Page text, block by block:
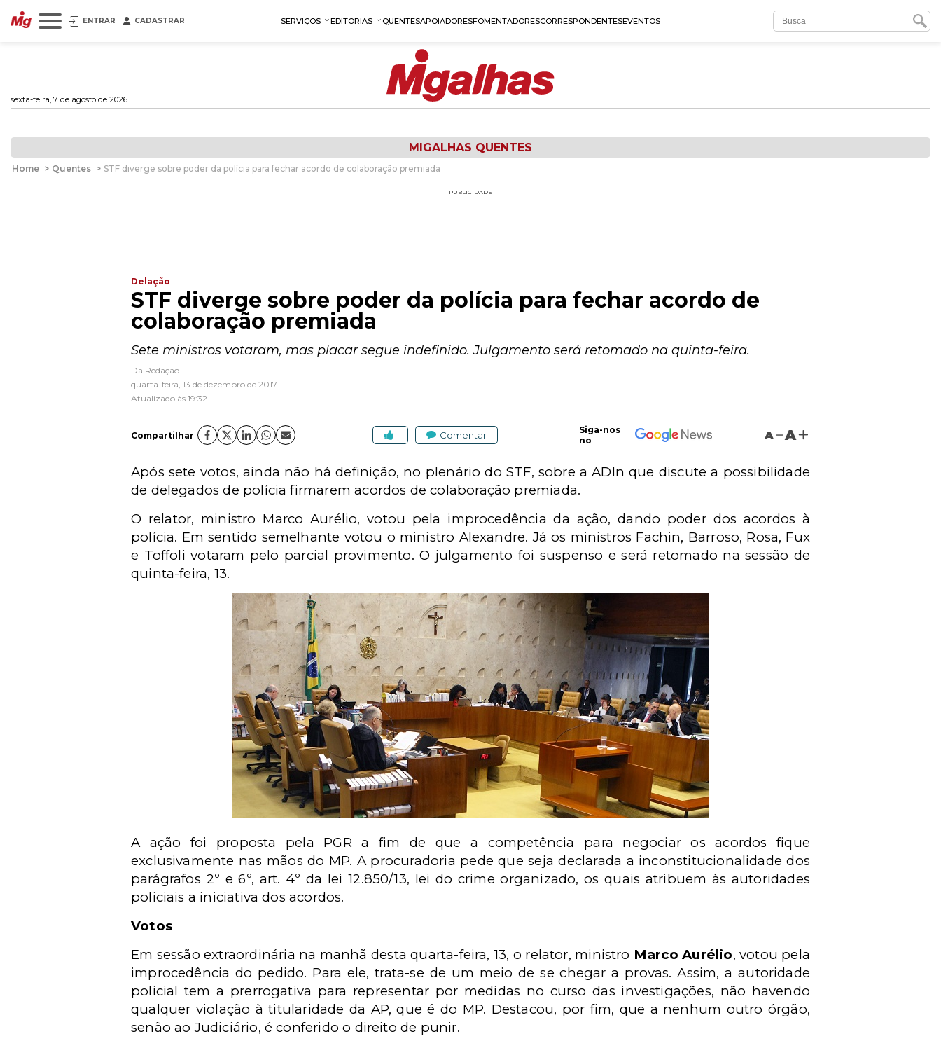
ENTRAR CADASTRAR SERVIÇOS EDITORIAS QUENTESAPOIADORESFOMENTADORESCORRESPONDENTESEVENTOS
sexta-feira, 7 de agosto de 2026
MIGALHAS QUENTES
Home > Quentes > STF diverge sobre poder da polícia para fechar acordo de colaboração premiada
PUBLICIDADE
Delação
STF diverge sobre poder da polícia para fechar acordo de
colaboração premiada
Sete ministros votaram, mas placar segue indefinido. Julgamento será retomado na quinta-feira.
Da Redação
quarta-feira, 13 de dezembro de 2017
Atualizado às 19:32
Compartilhar Comentar
Siga-nos
no
A A
Após sete votos, ainda não há definição, no plenário do STF, sobre a ADIn que discute a possibilidade
de delegados de polícia firmarem acordos de colaboração premiada.
O relator, ministro Marco Aurélio, votou pela improcedência da ação, dando poder dos acordos à
polícia. Em sentido semelhante votou o ministro Alexandre. Já os ministros Fachin, Barroso, Rosa, Fux
e Toffoli votaram pelo parcial provimento. O julgamento foi suspenso e será retomado na sessão de
quinta-feira, 13.
A ação foi proposta pela PGR a fim de que a competência para negociar os acordos fique
exclusivamente nas mãos do MP. A procuradoria pede que seja declarada a inconstitucionalidade dos
parágrafos 2º e 6º, art. 4º da lei 12.850/13, lei do crime organizado, os quais atribuem às autoridades
policiais a iniciativa dos acordos.
Votos
Em sessão extraordinária na manhã desta quarta-feira, 13, o relator, ministro Marco Aurélio, votou pela
improcedência do pedido. Para ele, trata-se de um meio de se chegar a provas. Assim, a autoridade
policial tem a prerrogativa para representar por medidas no curso das investigações, não havendo
qualquer violação à titularidade da AP, que é do MP. Destacou, por fim, que a nenhum outro órgão,
senão ao Judiciário, é conferido o direito de punir.